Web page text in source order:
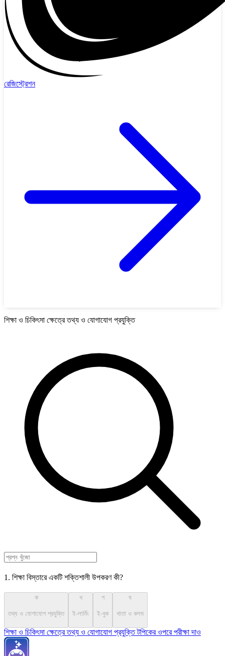
রেজিস্ট্রেশন
শিক্ষা ও চিকিৎসা ক্ষেত্রে তথ্য ও যোগাযোগ প্রযুক্তি
1. শিক্ষা বিস্তারে একটি শক্তিশালী উপকরণ কী?
ক
তথ্য ও যোগাযোগ প্রযুক্তি
খ
ই-লার্নিং
গ
ই-বুক
ঘ
খাতা ও কলম
শিক্ষা ও চিকিৎসা ক্ষেত্রে তথ্য ও যোগাযোগ প্রযুক্তি টপিকের ওপরে পরীক্ষা দাও